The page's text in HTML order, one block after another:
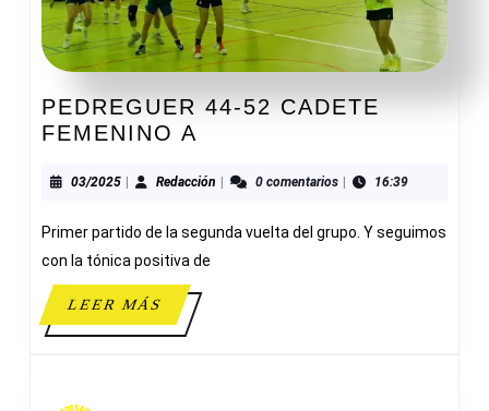
PEDREGUER 44-52 CADETE
FEMENINO A
52
FEMENINO
A
03/202503/2025Redacción Redacción0 comentarios 16:39
Primer partido de la segunda vuelta del grupo. Y seguimos
con la tónica positiva de
LEER MÁSLEER
MÁS